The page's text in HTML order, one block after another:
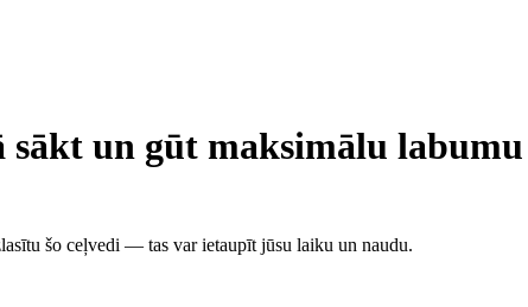
sākt un gūt maksimālu labumu
šo ceļvedi — tas var ietaupīt jūsu laiku un naudu.